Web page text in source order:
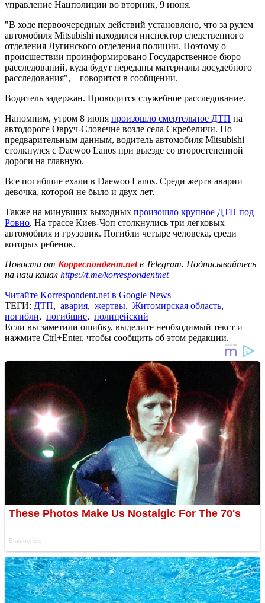
управление Нацполиции во вторник, 9 июня.
"В ходе первоочередных действий установлено, что за рулем
автомобиля Mitsubishi находился инспектор следственного
отделения Лугинского отделения полиции. Поэтому о
происшествии проинформировано Государственное бюро
расследований, куда будут переданы материалы досудебного
расследования", – говорится в сообщении.
Водитель задержан. Проводится служебное расследование.
Напомним, утром 8 июня произошло смертельное ДТП на
автодороге Овруч-Словечне возле села Скребеличи. По
предварительным данным, водитель автомобиля Mitsubishi
столкнулся с Daewoo Lanos при выезде со второстепенной
дороги на главную.
Все погибшие ехали в Daewoo Lanos. Среди жертв аварии
девочка, которой не было и двух лет.
Также на минувших выходных произошло крупное ДТП под
Ровно. На трассе Киев-Чоп столкнулись три легковых
автомобиля и грузовик. Погибли четыре человека, среди
которых ребенок.
Новости от Корреспондент.netв Telegram. Подписывайтесь
на наш канал https://t.me/korrespondentnet
Читайте Korrespondent.net в Google News
ТЕГИ: ДТП, авария, жертвы, Житомирская область,
погибли, погибшие, полицейский
Если вы заметили ошибку, выделите необходимый текст и
нажмите Ctrl+Enter, чтобы сообщить об этом редакции.